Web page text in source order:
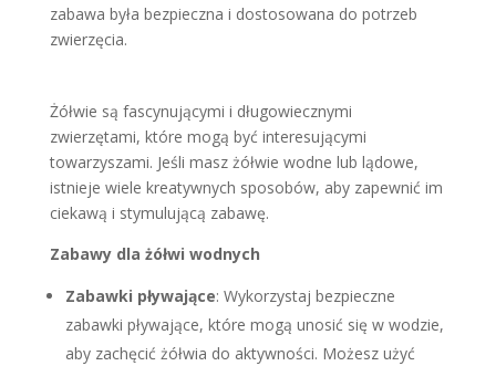
zabawa była bezpieczna i dostosowana do potrzeb
zwierzęcia.
Żółwie są fascynującymi i długowiecznymi
zwierzętami, które mogą być interesującymi
towarzyszami. Jeśli masz żółwie wodne lub lądowe,
istnieje wiele kreatywnych sposobów, aby zapewnić im
ciekawą i stymulującą zabawę.
Zabawy dla żółwi wodnych
Zabawki pływające: Wykorzystaj bezpieczne
zabawki pływające, które mogą unosić się w wodzie,
aby zachęcić żółwia do aktywności. Możesz użyć